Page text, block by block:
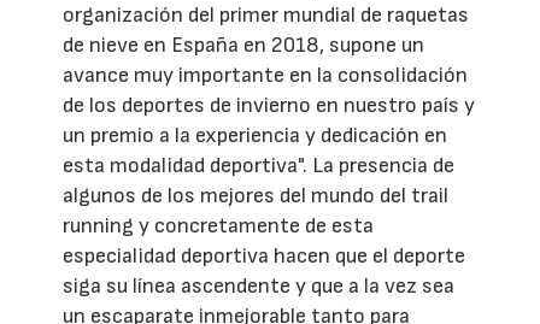
organización del primer mundial de raquetas
de nieve en España en 2018, supone un
avance muy importante en la consolidación
de los deportes de invierno en nuestro país y
un premio a la experiencia y dedicación en
esta modalidad deportiva". La presencia de
algunos de los mejores del mundo del trail
running y concretamente de esta
especialidad deportiva hacen que el deporte
siga su línea ascendente y que a la vez sea
un escaparate inmejorable tanto para